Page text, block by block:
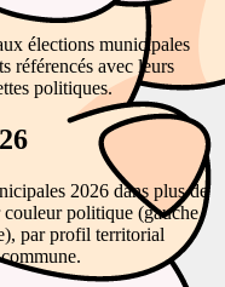
élections municipales
référencés avec leurs
politiques.
2026 dans plus de
politique (gauche,
par profil territorial